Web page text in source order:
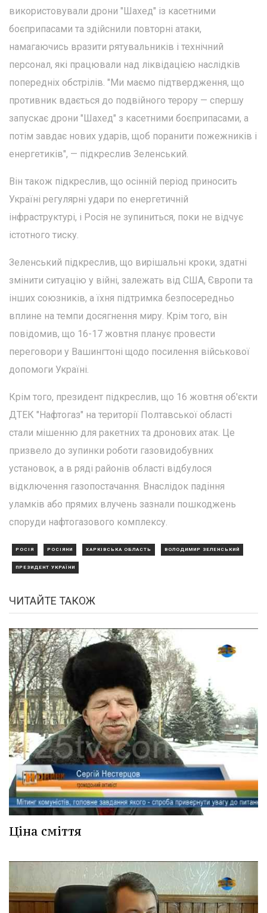
використовували дрони "Шахед" із касетними
боєприпасами та здійснили повторні атаки,
намагаючись вразити рятувальників і технічний
персонал, які працювали над ліквідацією наслідків
попередніх обстрілів. "Ми маємо підтвердження, що
противник вдається до подвійного терору — спершу
запускає дрони "Шахед" з касетними боєприпасами, а
потім завдає нових ударів, щоб поранити пожежників і
енергетиків", — підкреслив Зеленський.
Він також підкреслив, що осінній період приносить
Україні регулярні удари по енергетичній
інфраструктурі, і Росія не зупиниться, поки не відчує
істотного тиску.
Зеленський підкреслив, що вирішальні кроки, здатні
змінити ситуацію у війні, залежать від США, Європи та
інших союзників, а їхня підтримка безпосередньо
вплине на темпи досягнення миру. Крім того, він
повідомив, що 16-17 жовтня планує провести
переговори у Вашингтоні щодо посилення військової
допомоги Україні.
Крім того, президент підкреслив, що 16 жовтня об'єкти
ДТЕК "Нафтогаз" на території Полтавської області
стали мішенню для ракетних та дронових атак. Це
призвело до зупинки роботи газовидобувних
установок, а в ряді районів області відбулося
відключення газопостачання. Внаслідок падіння
уламків або прямих влучень зазнали пошкоджень
споруди нафтогазового комплексу.
РОСІЯ РОСІЯНИ ХАРКІВСЬКА ОБЛАСТЬ ВОЛОДИМИР ЗЕЛЕНСЬКИЙ
ПРЕЗИДЕНТ УКРАЇНИ
ЧИТАЙТЕ ТАКОЖ
Ціна сміття